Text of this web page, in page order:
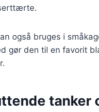
også bruges i
gør den til en favorit
tanker